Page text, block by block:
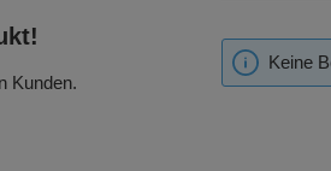
Sternen
Kunden.
Keine